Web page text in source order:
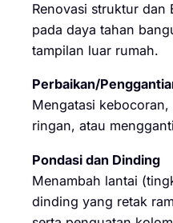
Renovasi struktur dan
pada daya tahan
tampilan luar rumah.
Perbaikan/
Mengatasi
ringan, atau
Pondasi dan Dinding
Menambah lantai
dinding yang retak